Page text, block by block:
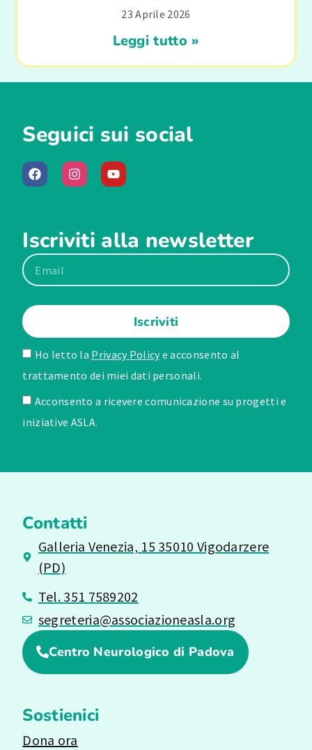
23 Aprile 2026
Leggi tutto »
Seguici sui social
Iscriviti alla newsletter
Ho letto la Privacy Policye acconsento al
trattamento dei miei dati personali.
Acconsento a ricevere comunicazione su progetti e
iniziative ASLA.
Iscriviti
Sostienici
Dona ora
Contatti
Galleria Venezia, 15 35010 Vigodarzere
(PD)
Tel. 351 7589202
segreteria@associazioneasla.org
Centro Neurologico di Padova